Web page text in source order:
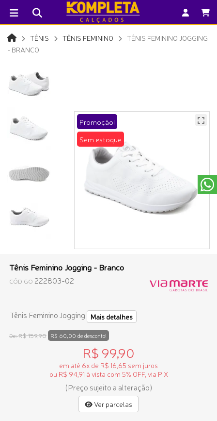
TÊNIS TÊNIS FEMININO
TÊNIS FEMININO JOGGING
- BRANCO
Promoção!
Sem estoque
Tênis Feminino Jogging - Branco
CÓDIGO 222803-02
Tênis Feminino Jogging Mais detalhes
De:R$ 159,90 R$ 60,00 de desconto!
R$ 99,90
em até 6x de R$ 16,65 sem juros
ou R$ 94,91 à vista com 5% OFF, via PIX
(Preço sujeito a alteração)
Ver parcelas